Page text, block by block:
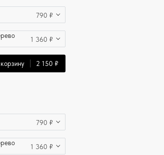
790 ₽
1 360 ₽
2 150 ₽
790 ₽
1 360 ₽